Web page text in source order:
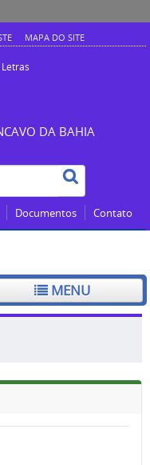
MAPA DO SITE
DA BAHIA
Documentos Contato
MENU